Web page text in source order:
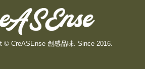
© CreASEnse 創感品味. Since 2016.